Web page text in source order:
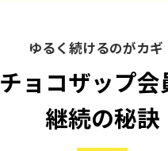
ゆるく続けるのがカギ
チョコザップ会
継続の秘訣